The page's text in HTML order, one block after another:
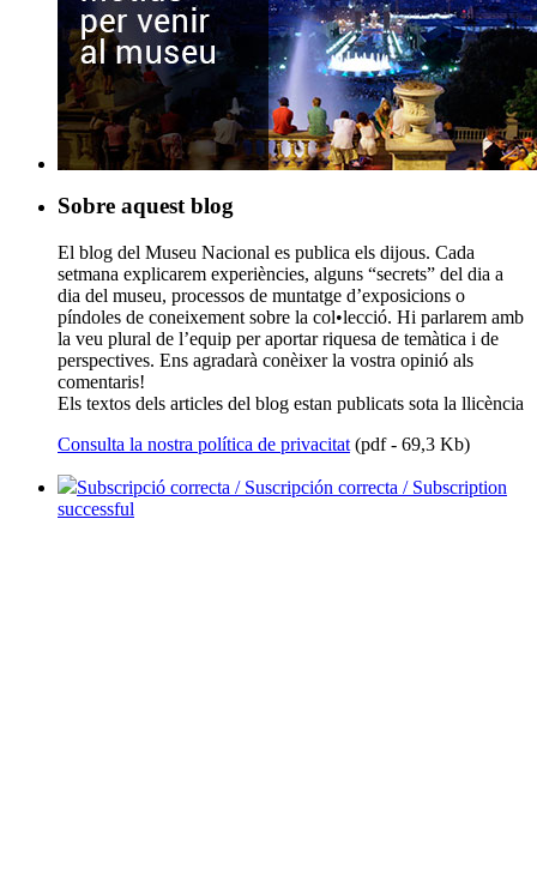
Sobre aquest blog
El blog del Museu Nacional es publica els dijous. Cada
setmana explicarem experiències, alguns “secrets” del dia a
dia del museu, processos de muntatge d’exposicions o
píndoles de coneixement sobre la col•lecció. Hi parlarem amb
la veu plural de l’equip per aportar riquesa de temàtica i de
perspectives. Ens agradarà conèixer la vostra opinió als
comentaris!
Els textos dels articles del blog estan publicats sota la llicència
Consulta la nostra política de privacitat (pdf - 69,3 Kb)
Subscripció correcta / Suscripción correcta / Subscription
successful